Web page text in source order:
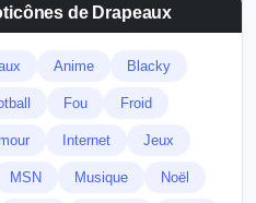
de Drapeaux
Anime Blacky
Fou Froid
Internet Jeux
MSN Musique Noël